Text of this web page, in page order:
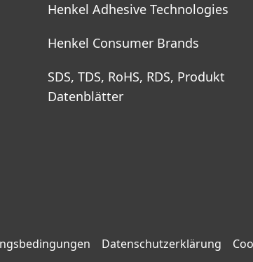
Henkel Adhesive Technologies
Henkel Consumer Brands
SDS, TDS, RoHS, RDS, Produkt
Datenblätter
Datenschutzerklärung